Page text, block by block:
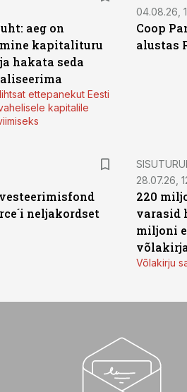
aeg on
kapitalituru
hakata seda
ettepanekut Eesti
kapitalile
04.08.26,
Coop
alustas
neljakordset
ST
28.07.26,
220
varasid
miljoni
Võlakirju